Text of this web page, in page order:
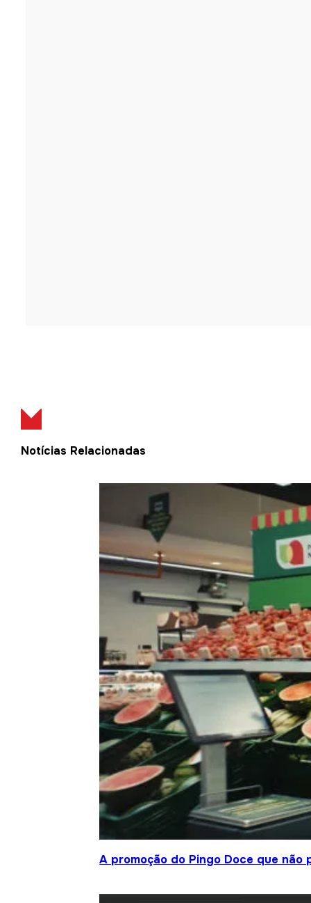
Notícias Relacionadas
A promoção do Pingo Doce que